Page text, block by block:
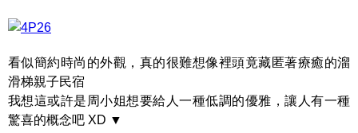
看似簡約時尚的外觀，真的很難想像裡頭竟藏匿著療癒的溜
滑梯親子民宿
我想這或許是周小姐想要給人一種低調的優雅，讓人有一種
驚喜的概念吧 XD ▼